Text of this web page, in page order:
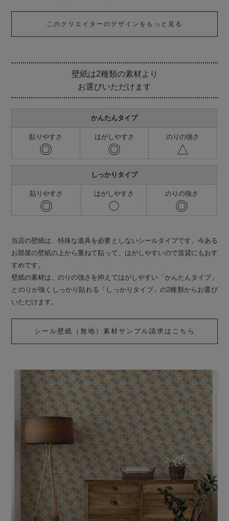
いろはなはインテリアを中心としたさまざまなシーンに向け、
これからも日本の伝統的なデザインを提案していきます。
このクリエイターのデザインをもっと見る
壁紙は2種類の素材より
お選びいただけます
かんたんタイプ
貼りやすさ
◎
はがしやすさ
◎
のりの強さ
△
しっかりタイプ
貼りやすさ
◎
はがしやすさ
◯
のりの強さ
◎
当店の壁紙は、特殊な道具を必要としないシールタイプです。今ある
お部屋の壁紙の上から重ねて貼って、はがしやすいので賃貸にもおす
すめです。
壁紙の素材は、のりの強さを抑えてはがしやすい「かんたんタイプ」
とのりが強くしっかり貼れる「しっかりタイプ」の2種類からお選び
いただけます。
シール壁紙（無地）素材サンプル請求はこちら